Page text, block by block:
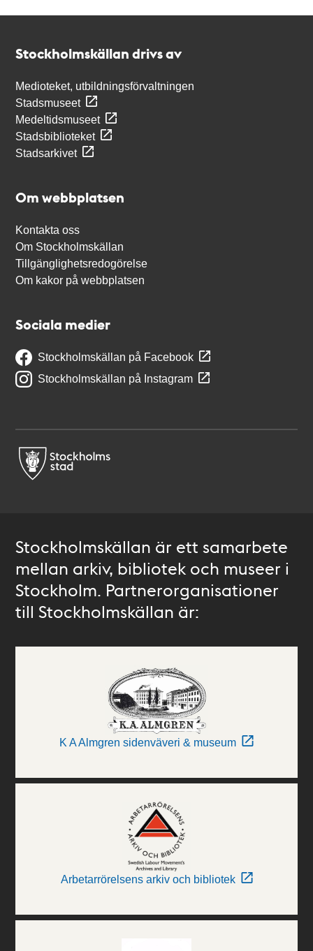
Stockholmskällan drivs av
Medioteket, utbildningsförvaltningen
Stadsmuseet
Medeltidsmuseet
Stadsbiblioteket
Stadsarkivet
Om webbplatsen
Kontakta oss
Om Stockholmskällan
Tillgänglighetsredogörelse
Om kakor på webbplatsen
Sociala medier
Stockholmskällan på Facebook
Stockholmskällan på Instagram
Stockholmskällan är ett samarbete
mellan arkiv, bibliotek och museer i
Stockholm. Partnerorganisationer
till Stockholmskällan är:
K A Almgren sidenväveri & museum
Arbetarrörelsens arkiv och bibliotek